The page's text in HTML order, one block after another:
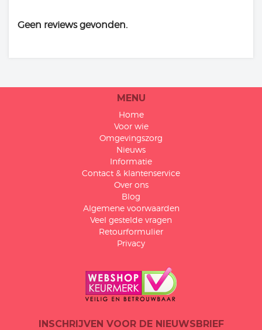
Geen reviews gevonden.
MENU
Home
Voor wie
Omgevingszorg
Nieuws
Informatie
Contact & klantenservice
Over ons
Blog
Algemene voorwaarden
Veel gestelde vragen
Retourformulier
Privacy
INSCHRIJVEN VOOR DE NIEUWSBRIEF